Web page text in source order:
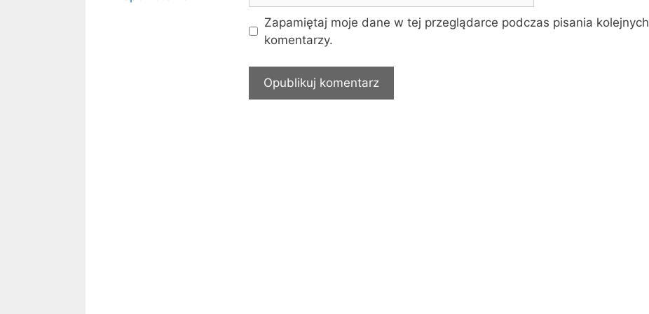
Zapamiętaj moje dane w tej przeglądarce podczas pisania kolejnych
komentarzy.